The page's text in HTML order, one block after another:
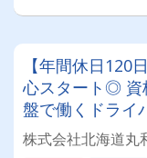
【年間休日120
心スタート◎ 資
盤で働くドライ
躍できるお仕事
株式会社北海道丸